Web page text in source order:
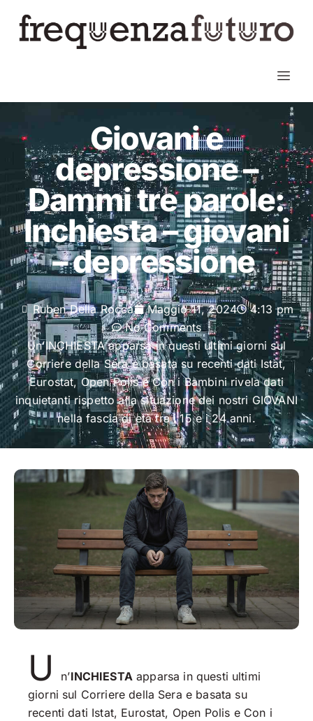
Giovani e
depressione –
Dammi tre parole:
Inchiesta – giovani
– depressione
Ruben Della Rocca Maggio 11, 2024
4:13 pm
No Comments
Un’INCHIESTA apparsa in questi ultimi giorni sul
Corriere della Sera e basata su recenti dati Istat,
Eurostat, Open Polis e Con i Bambini rivela dati
inquietanti rispetto alla situazione dei nostri GIOVANI
nella fascia di età tra i 15 e i 24 anni.
U n’INCHIESTAapparsa in questi ultimi
giorni sul Corriere della Sera e basata su
recenti dati Istat, Eurostat, Open Polis e Con i